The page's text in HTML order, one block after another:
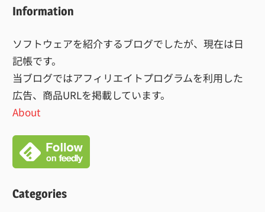
Information
ソフトウェアを紹介するブログでしたが、現在は日
記帳です。
当ブログではアフィリエイトプログラムを利用した
広告、商品URLを掲載しています。
About
Categories